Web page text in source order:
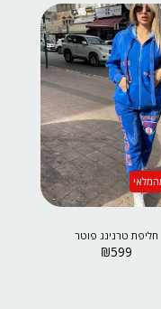
חליפת טרנינג פוטר
₪599